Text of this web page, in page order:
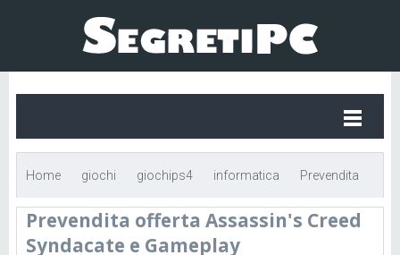
Home giochi giochips4 informatica Prevendita
offerta Assassin's Creed Syndacate e Gameplay
Prevendita offerta Assassin's Creed
Syndacate e Gameplay